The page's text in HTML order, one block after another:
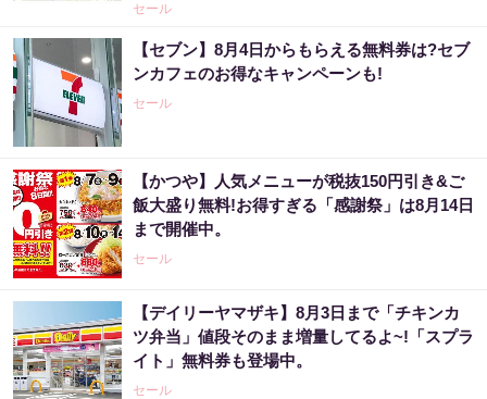
セール
【セブン】8月4日からもらえる無料券は?セブ
ンカフェのお得なキャンペーンも!
セール
【かつや】人気メニューが税抜150円引き&ご
飯大盛り無料!お得すぎる「感謝祭」は8月14日
まで開催中。
セール
【デイリーヤマザキ】8月3日まで「チキンカ
ツ弁当」値段そのまま増量してるよ~!「スプラ
イト」無料券も登場中。
セール